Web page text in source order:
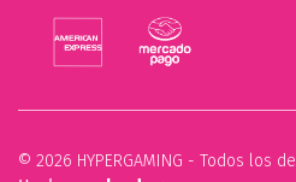
© 2026 HYPERGAMING - Todos los